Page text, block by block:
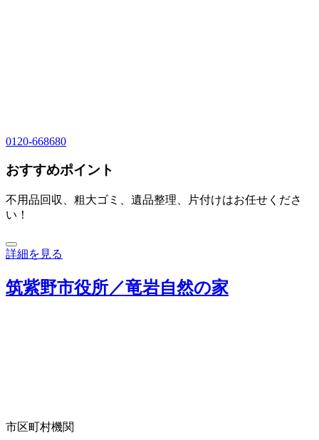
0120-668680
おすすめポイント
不用品回収、粗大ゴミ、遺品整理、片付けはお任せくださ
い！
詳細を見る
筑紫野市役所／竜岩自然の家
市区町村機関